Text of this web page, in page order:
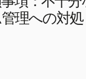
理への対処